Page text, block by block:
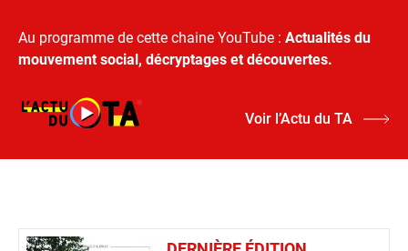
Au programme de cette chaine YouTube : Actualités du
mouvement social, décryptages et découvertes.
Voir l’Actu du TA